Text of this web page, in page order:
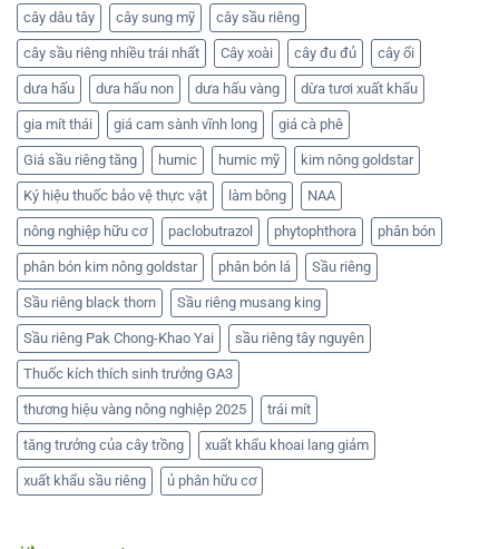
cây dâu tây cây sung mỹ cây sầu riêng
cây sầu riêng nhiều trái nhất Cây xoài cây đu đủ cây ổi
dưa hấu dưa hấu non dưa hấu vàng dừa tươi xuất khẩu
gia mít thái giá cam sành vĩnh long giá cà phê
Giá sầu riêng tăng humic humic mỹ kim nông goldstar
Ký hiệu thuốc bảo vệ thực vật làm bông NAA
nông nghiệp hữu cơ paclobutrazol phytophthora phân bón
phân bón kim nông goldstar phân bón lá Sầu riêng
Sầu riêng black thorn Sầu riêng musang king
Sầu riêng Pak Chong-Khao Yai sầu riêng tây nguyên
Thuốc kích thích sinh trưởng GA3
thương hiệu vàng nông nghiệp 2025 trái mít
tăng trưởng của cây trồng xuất khẩu khoai lang giảm
xuất khẩu sầu riêng ủ phân hữu cơ